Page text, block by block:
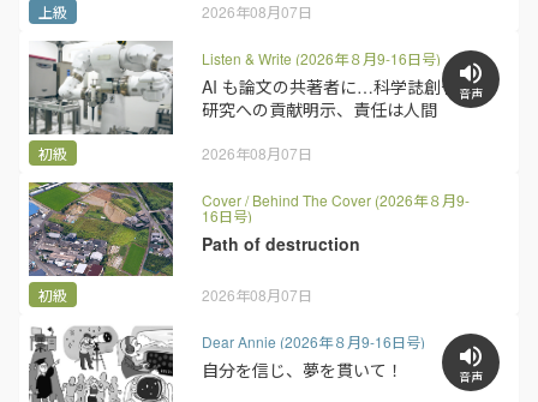
上級 2026年08月07日
音声
初級
Listen & Write (2026年８月9-16日号)
AI も論文の共著者に…科学誌創刊へ
研究への貢献明示、責任は人間
2026年08月07日
初級
Cover / Behind The Cover (2026年８月9-
16日号)
Path of destruction
2026年08月07日
音声
Dear Annie (2026年８月9-16日号)
自分を信じ、夢を貫いて！